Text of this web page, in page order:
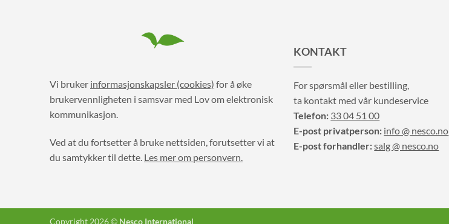
Vi bruker informasjonskapsler (cookies) for å øke
brukervennligheten i samsvar med Lov om elektronisk
kommunikasjon.
Ved at du fortsetter å bruke nettsiden, forutsetter vi at
du samtykker til dette. Les mer om personvern.
KONTAKT
For spørsmål eller bestilling,
ta kontakt med vår kundeservice
Telefon: 33 04 51 00
E-post privatperson: info @ nesco.no
E-post forhandler:salg @ nesco.no
Copyright 2026 © Nesco International